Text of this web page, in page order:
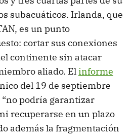
subacuáticos. Irlanda, que
es un punto
cortar sus conexiones
continente sin atacar
aliado. Elinforme
del 19 de septiembre
podría garantizar
recuperarse en un plazo
además la fragmentación